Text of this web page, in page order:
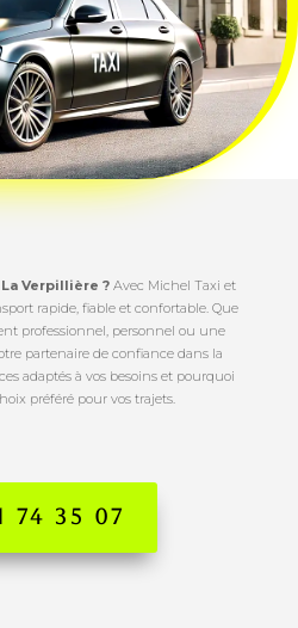
Verpillière ?Avec Michel Taxi et
rapide, fiable et confortable. Que
professionnel, personnel ou une
partenaire de confiance dans la
adaptés à vos besoins et pourquoi
préféré pour vos trajets.
74 35 07